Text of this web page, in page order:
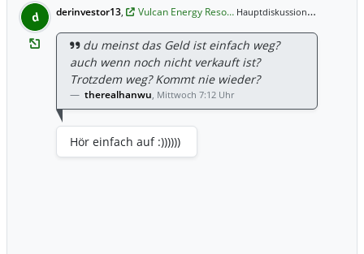
d derinvestor13, Vulcan Energy Reso… Hauptdiskussion, Mittwoch
du meinst das Geld ist einfach weg?
auch wenn noch nicht verkauft ist?
Trotzdem weg? Kommt nie wieder?
therealhanwu, Mittwoch 7:12 Uhr
Hör einfach auf :))))))